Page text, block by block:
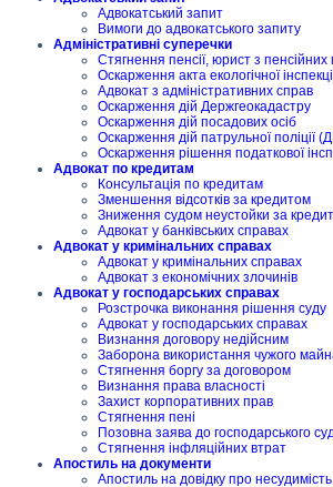
Адвокатський запит
Вимоги до адвокатського запиту
Адміністративні суперечки
Стягнення пенсії, юрист з пенсійних
Оскарження акта екологічної
Адвокат з адміністративних справ
Оскарження дій Держгеокадастру
Оскарження дій посадових осіб
Оскарження дій патрульної поліції
Оскарження рішення податкової
Адвокат по кредитам
Консультація по кредитам
Зменшення відсотків за кредитом
Зниження судом неустойки за
Адвокат у банківських справах
Адвокат у кримінальних справах
Адвокат у кримінальних справах
Адвокат з економічних злочинів
Адвокат у господарських справах
Розстрочка виконання рішення суду
Адвокат у господарських справах
Визнання договору недійсним
Заборона використання чужого
Стягнення боргу за договором
Визнання права власності
Захист корпоративних прав
Стягнення пені
Позовна заява до господарського
Стягнення інфляційних втрат
Апостиль на документи
Апостиль на довідку про несудимість